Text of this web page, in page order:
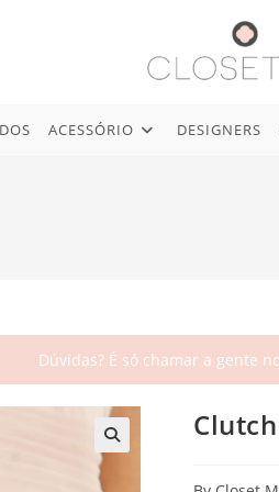
ACESSÓRIO DESIGNERS
Dúvidas? É só chamar a gente